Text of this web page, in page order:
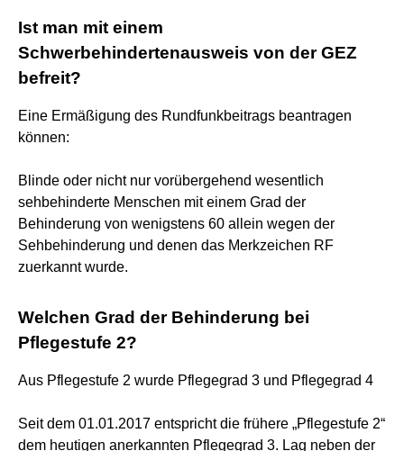
Ist man mit einem
Schwerbehindertenausweis von der GEZ
befreit?
Eine Ermäßigung des Rundfunkbeitrags beantragen
können:
Blinde oder nicht nur vorübergehend wesentlich
sehbehinderte Menschen mit einem Grad der
Behinderung von wenigstens 60 allein wegen der
Sehbehinderung und denen das Merkzeichen RF
zuerkannt wurde.
Welchen Grad der Behinderung bei
Pflegestufe 2?
Aus Pflegestufe 2 wurde Pflegegrad 3 und Pflegegrad 4
Seit dem 01.01.2017 entspricht die frühere „Pflegestufe 2“
dem heutigen anerkannten Pflegegrad 3. Lag neben der